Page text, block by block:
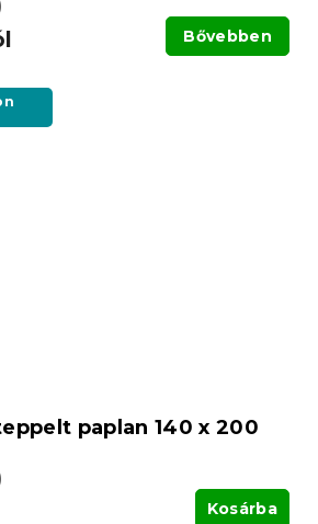
Bővebben
paplan 140 x 200
Kosárba